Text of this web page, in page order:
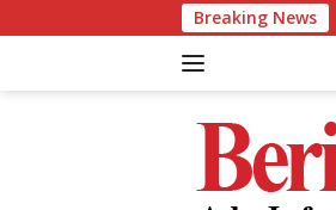
to
Breaking News